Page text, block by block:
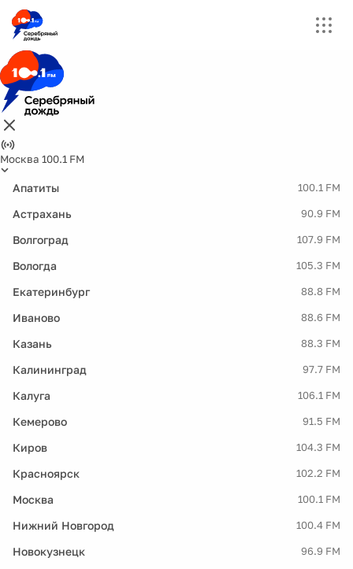
Москва 100.1 FM
Апатиты 100.1 FM
Астрахань 90.9 FM
Волгоград 107.9 FM
Вологда 105.3 FM
Екатеринбург 88.8 FM
Иваново 88.6 FM
Казань 88.3 FM
Калининград 97.7 FM
Калуга 106.1 FM
Кемерово 91.5 FM
Киров 104.3 FM
Красноярск 102.2 FM
Москва 100.1 FM
Нижний Новгород 100.4 FM
Новокузнецк 96.9 FM